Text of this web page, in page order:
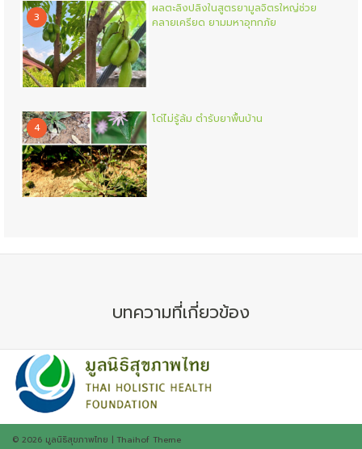
3
ผลตะลิงปลิงในสูตรยามูลจิตรใหญ่ช่วย
คลายเครียด ยามมหาอุทกภัย
4
โด่ไม่รู้ล้ม ตำรับยาพื้นบ้าน
บทความที่เกี่ยวข้อง
© 2026 มูลนิธิสุขภาพไทย | Thaihof Theme